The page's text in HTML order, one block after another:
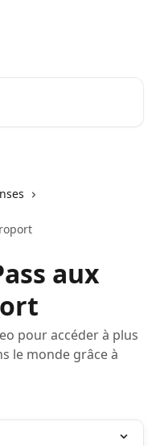
aux
pour accéder à plus
le monde grâce à